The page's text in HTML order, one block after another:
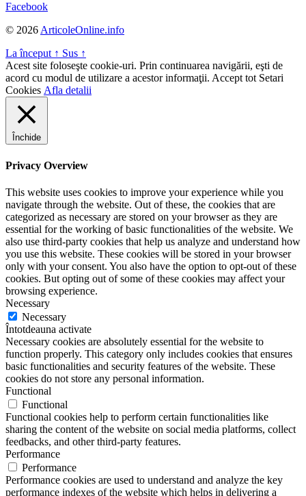
Facebook
© 2026 ArticoleOnline.info
La început ↑ Sus ↑
Acest site foloseşte cookie-uri. Prin continuarea navigării, eşti de
acord cu modul de utilizare a acestor informaţii. Accept tot Setari
Cookies Afla detalii
Închide
Privacy Overview
This website uses cookies to improve your experience while you
navigate through the website. Out of these, the cookies that are
categorized as necessary are stored on your browser as they are
essential for the working of basic functionalities of the website. We
also use third-party cookies that help us analyze and understand how
you use this website. These cookies will be stored in your browser
only with your consent. You also have the option to opt-out of these
cookies. But opting out of some of these cookies may affect your
browsing experience.
Necessary
Necessary
Întotdeauna activate
Necessary cookies are absolutely essential for the website to
function properly. This category only includes cookies that ensures
basic functionalities and security features of the website. These
cookies do not store any personal information.
Functional
Functional
Functional cookies help to perform certain functionalities like
sharing the content of the website on social media platforms, collect
feedbacks, and other third-party features.
Performance
Performance
Performance cookies are used to understand and analyze the key
performance indexes of the website which helps in delivering a